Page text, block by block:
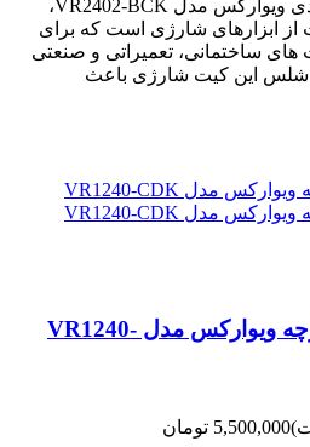
کیت شارژی براشلس دو عددی ویوارکس مدل VR2402-BCK،
از ابزارهای شارژی است که برای
های ساختمانی، تعمیراتی و صنعتی
این کیت شارژی باعث
کیت دریل شارژی 40 پارچه ویوارکس مدل VR1240-
5,500,000 تومان